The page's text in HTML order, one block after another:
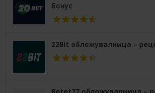
бонус
22Bit обложувалница –
Betet77 обложувалница –